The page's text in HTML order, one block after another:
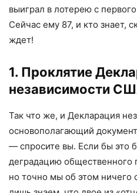
выиграл в лотерею с
Сейчас ему 87, и кто знает,
ждет!
1. Проклятие
независимости
Так что же, и Декларация
основополагающий
— спросите вы. Если бы это
деградацию
но точно мы об этом ничего